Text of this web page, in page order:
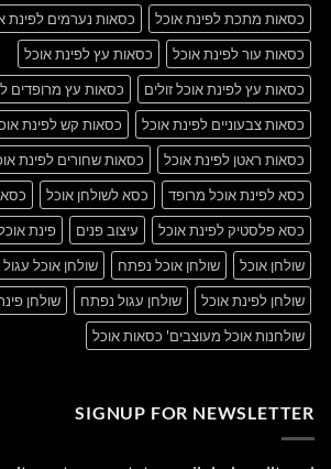
כסאות מתכת לפינת אוכל
כסאות נערמים לפינת
כסאות עור לפינת אוכל
כסאות עץ לפינת אוכל
כסאות עץ לפינת אוכל זולים
כסאות עץ מרופדים
כסאות צבעוניים לפינת אוכל
כסאות קש לפינת
כסאות ראטן לפינת אוכל
כסאות שחורים לפינת
כסא לפינת אוכל מרופד
כסא לשולחן אוכל
כסא
כסא פלסטיק לפינת אוכל
עיצוב פנים פינת
שולחן אוכל
שולחן אוכל נפתח שולחן אוכל עגול
שולחן לפינת אוכל
שולחן עגול נפתח
שולחן
שולחנות אוכל מעוצבים' כסאות אוכל
SIGNUP FOR NEWSLETTER